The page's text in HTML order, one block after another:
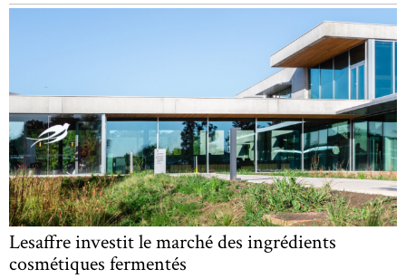
Lesaffre investit le marché des ingrédients
cosmétiques fermentés